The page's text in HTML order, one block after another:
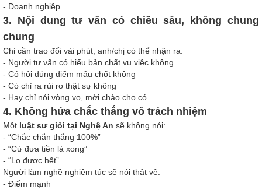
- Doanh nghiệp
3. Nội dung tư vấn có chiều sâu, không chung
chung
Chỉ cần trao đổi vài phút, anh/chị có thể nhận ra:
- Người tư vấn có hiểu bản chất vụ việc không
- Có hỏi đúng điểm mấu chốt không
- Có chỉ ra rủi ro thật sự không
- Hay chỉ nói vòng vo, mời chào cho có
4. Không hứa chắc thắng vô trách nhiệm
Một luật sư giỏi tại Nghệ An sẽ không nói:
- “Chắc chắn thắng 100%”
- “Cứ đưa tiền là xong”
- “Lo được hết”
Người làm nghề nghiêm túc sẽ nói thật về:
- Điểm mạnh